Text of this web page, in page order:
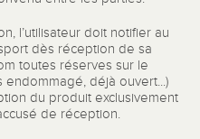
l’utilisateur doit notifier au
dès réception de sa
toutes réserves sur le
déjà ouvert...)
du produit exclusivement
de réception.